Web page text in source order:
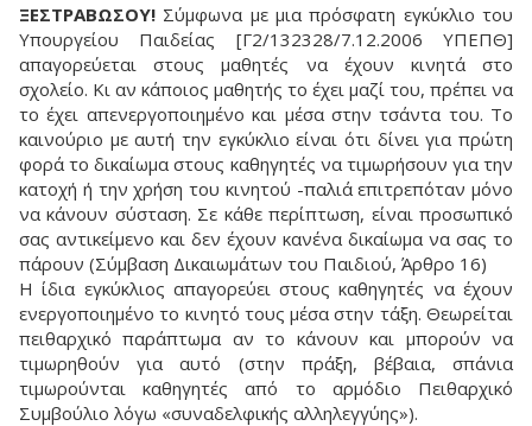
ΞΕΣΤΡΑΒΩΣΟΥ! Σύμφωνα με μια πρόσφατη εγκύκλιο του
Υπουργείου Παιδείας [Γ2/132328/7.12.2006 ΥΠΕΠΘ]
απαγορεύεται στους μαθητές να έχουν κινητά στο
σχολείο. Kι αν κάποιος μαθητής το έχει μαζί του, πρέπει να
το έχει απενεργοποιημένο και μέσα στην τσάντα του. Tο
καινούριο με αυτή την εγκύκλιο είναι ότι δίνει για πρώτη
φορά το δικαίωμα στους καθηγητές να τιμωρήσουν για την
κατοχή ή την χρήση του κινητού -παλιά επιτρεπόταν μόνο
να κάνουν σύσταση. Σε κάθε περίπτωση, είναι προσωπικό
σας αντικείμενο και δεν έχουν κανένα δικαίωμα να σας το
πάρουν (Σύμβαση Δικαιωμάτων του Παιδιού, Άρθρο 16)
H ίδια εγκύκλιος απαγορεύει στους καθηγητές να έχουν
ενεργοποιημένο το κινητό τους μέσα στην τάξη. Θεωρείται
πειθαρχικό παράπτωμα αν το κάνουν και μπορούν να
τιμωρηθούν για αυτό (στην πράξη, βέβαια, σπάνια
τιμωρούνται καθηγητές από το αρμόδιο Πειθαρχικό
Συμβούλιο λόγω «συναδελφικής αλληλεγγύης»).